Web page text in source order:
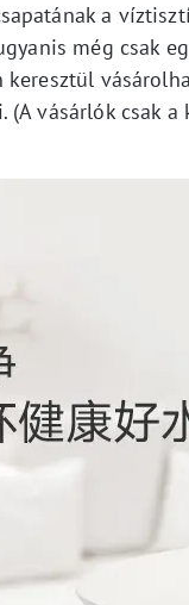
a
még csak
(A vásárlók csak